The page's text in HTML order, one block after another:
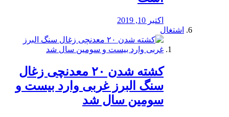
اکتبر 10, 2019
اشتغال
کشته شدن ۲۰ معدنچی زغال
سنگ البرز غربی وارد بیست و
سومین سال شد